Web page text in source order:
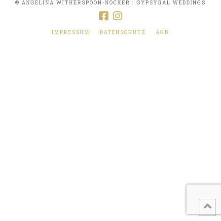
© ANGELINA WITHERSPOON-NOCKER | GYPSYGAL WEDDINGS
IMPRESSUM DATENSCHUTZ AGB